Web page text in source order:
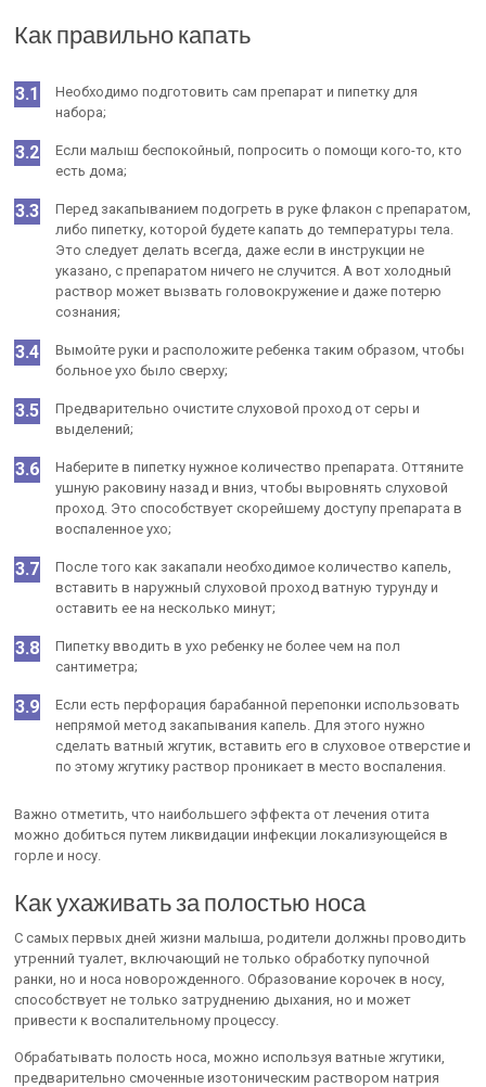
Как правильно капать
Необходимо подготовить сам препарат и пипетку для
набора;
Если малыш беспокойный, попросить о помощи кого-то, кто
есть дома;
Перед закапыванием подогреть в руке флакон с препаратом,
либо пипетку, которой будете капать до температуры тела.
Это следует делать всегда, даже если в инструкции не
указано, с препаратом ничего не случится. А вот холодный
раствор может вызвать головокружение и даже потерю
сознания;
Вымойте руки и расположите ребенка таким образом, чтобы
больное ухо было сверху;
Предварительно очистите слуховой проход от серы и
выделений;
Наберите в пипетку нужное количество препарата. Оттяните
ушную раковину назад и вниз, чтобы выровнять слуховой
проход. Это способствует скорейшему доступу препарата в
воспаленное ухо;
После того как закапали необходимое количество капель,
вставить в наружный слуховой проход ватную турунду и
оставить ее на несколько минут;
Пипетку вводить в ухо ребенку не более чем на пол
сантиметра;
Если есть перфорация барабанной перепонки использовать
непрямой метод закапывания капель. Для этого нужно
сделать ватный жгутик, вставить его в слуховое отверстие и
по этому жгутику раствор проникает в место воспаления.
Важно отметить, что наибольшего эффекта от лечения отита
можно добиться путем ликвидации инфекции локализующейся в
горле и носу.
Как ухаживать за полостью носа
С самых первых дней жизни малыша, родители должны проводить
утренний туалет, включающий не только обработку пупочной
ранки, но и носа новорожденного. Образование корочек в носу,
способствует не только затруднению дыхания, но и может
привести к воспалительному процессу.
Обрабатывать полость носа, можно используя ватные жгутики,
предварительно смоченные изотоническим раствором натрия